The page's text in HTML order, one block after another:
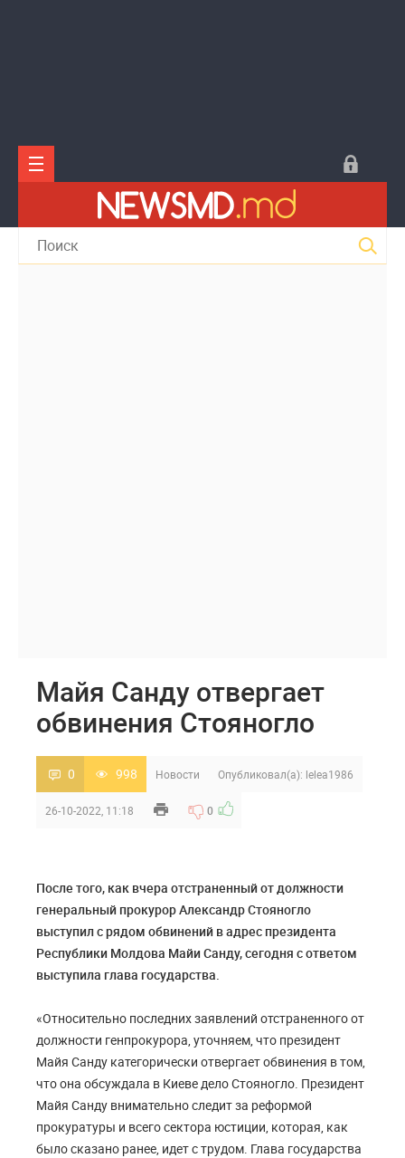
Майя Санду отвергает
обвинения Стояногло
0 998 Новости Опубликовал(а): lelea1986
26-10-2022, 11:18 0
После того, как вчера отстраненный от должности
генеральный прокурор Александр Стояногло
выступил с рядом обвинений в адрес президента
Республики Молдова Майи Санду, сегодня с ответом
выступила глава государства.
«Относительно последних заявлений отстраненного от
должности генпрокурора, уточняем, что президент
Майя Санду категорически отвергает обвинения в том,
что она обсуждала в Киеве дело Стояногло. Президент
Майя Санду внимательно следит за реформой
прокуратуры и всего сектора юстиции, которая, как
было сказано ранее, идет с трудом. Глава государства